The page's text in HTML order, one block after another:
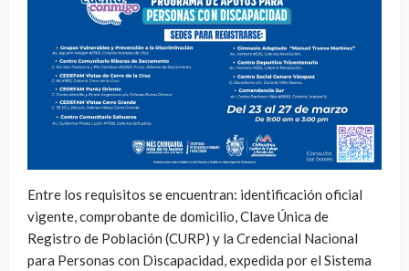
Entre los requisitos se encuentran: identificación oficial
vigente, comprobante de domicilio, Clave Única de
Registro de Población (CURP) y la Credencial Nacional
para Personas con Discapacidad, expedida por el Sistema